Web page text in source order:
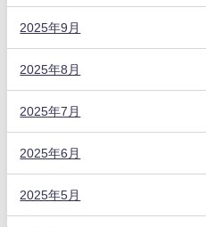
2025年9月
2025年8月
2025年7月
2025年6月
2025年5月